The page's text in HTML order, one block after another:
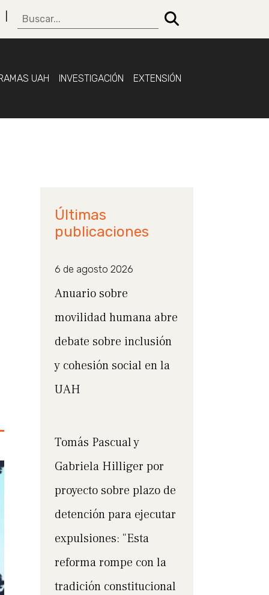
UAH INVESTIGACIÓN EXTENSIÓN
Últimas
publicaciones
6 de agosto 2026
Anuario sobre
movilidad humana abre
debate sobre inclusión
y cohesión social en la
UAH
Tomás Pascual y
Gabriela Hilliger por
proyecto sobre plazo de
detención para ejecutar
expulsiones: “Esta
reforma rompe con la
tradición constitucional